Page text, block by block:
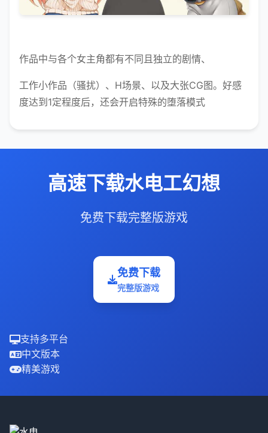
作品中与各个女主角都有不同且独立的剧情、
工作小作品（骚扰）、H场景、以及大张CG图。好感
度达到1定程度后，还会开启特殊的堕落模式
高速下载水电工幻想
免费下载完整版游戏
免费下载
完整版游戏
支持多平台
中文版本
精美游戏